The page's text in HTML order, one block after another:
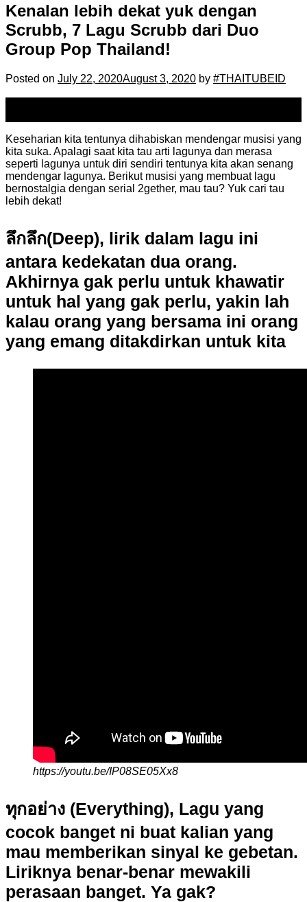
Kenalan lebih dekat yuk dengan
Scrubb, 7 Lagu Scrubb dari Duo
Group Pop Thailand!
Posted on July 22, 2020August 3, 2020 by #THAITUBEID
Keseharian kita tentunya dihabiskan mendengar musisi yang
kita suka. Apalagi saat kita tau arti lagunya dan merasa
seperti lagunya untuk diri sendiri tentunya kita akan senang
mendengar lagunya. Berikut musisi yang membuat lagu
bernostalgia dengan serial 2gether, mau tau? Yuk cari tau
lebih dekat!
ลึกลึก(Deep), lirik dalam lagu ini
antara kedekatan dua orang.
Akhirnya gak perlu untuk khawatir
untuk hal yang gak perlu, yakin lah
kalau orang yang bersama ini orang
yang emang ditakdirkan untuk kita
https://youtu.be/IP08SE05Xx8
ทุกอย่าง (Everything), Lagu yang
cocok banget ni buat kalian yang
mau memberikan sinyal ke gebetan.
Liriknya benar-benar mewakili
perasaan banget. Ya gak?